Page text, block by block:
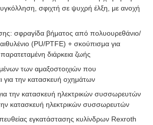
σφιχτή σε ψυχρή έλξη, με ανοχή
σφραγίδα βήματος από πολυουρεθάνιο/
(PU/PTFE) + σκούπισμα για
διάρκεια ζωής
των αμαξοστοιχιών που
για την κατασκευή οχημάτων
την κατασκευή ηλεκτρικών συσσωρευτών
κατασκευή ηλεκτρικών συσσωρευτών
εγκατάστασης κυλίνδρων Rexroth